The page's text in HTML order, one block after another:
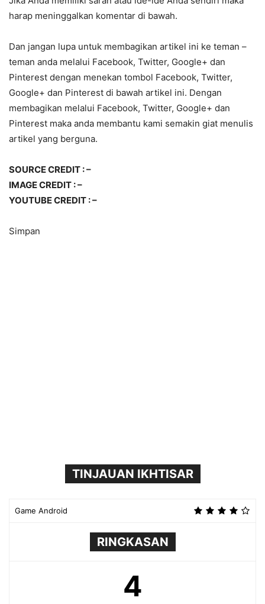
harap meninggalkan komentar di bawah.
Dan jangan lupa untuk membagikan artikel ini ke teman –
teman anda melalui Facebook, Twitter, Google+ dan
Pinterest dengan menekan tombol Facebook, Twitter,
Google+ dan Pinterest di bawah artikel ini. Dengan
membagikan melalui Facebook, Twitter, Google+ dan
Pinterest maka anda membantu kami semakin giat menulis
artikel yang berguna.
SOURCE CREDIT : –
IMAGE CREDIT : –
YOUTUBE CREDIT : –
Simpan
TINJAUAN IKHTISAR
Game Android
RINGKASAN
4